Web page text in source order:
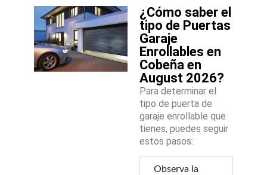
¿Cómo saber el
tipo de Puertas
Garaje
Enrollables en
Cobeña en
August 2026?
Para determinar el
tipo de puerta de
garaje enrollable que
tienes, puedes seguir
estos pasos:
Observa la